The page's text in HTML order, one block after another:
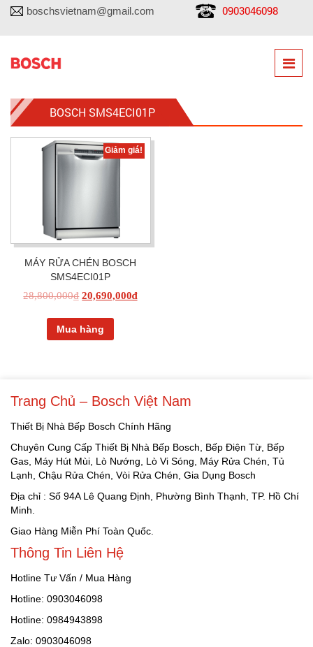
boschsvietnam@gmail.com 0903046098
BOSCH SMS4ECI01P
Giảm giá!
MÁY RỬA CHÉN BOSCH
SMS4ECI01P
28,800,000₫ 20,690,000₫
Mua hàng
Trang Chủ – Bosch Việt Nam
Thiết Bị Nhà Bếp Bosch Chính Hãng
Chuyên Cung Cấp Thiết Bị Nhà Bếp Bosch, Bếp Điện Từ, Bếp
Gas, Máy Hút Mùi, Lò Nướng, Lò Vi Sóng, Máy Rửa Chén, Tủ
Lạnh, Chậu Rửa Chén, Vòi Rửa Chén, Gia Dụng Bosch
Địa chỉ : Số 94A Lê Quang Định, Phường Bình Thạnh, TP. Hồ Chí
Minh.
Giao Hàng Miễn Phí Toàn Quốc.
Thông Tin Liên Hệ
Hotline Tư Vấn / Mua Hàng
Hotline: 0903046098
Hotline: 0984943898
Zalo: 0903046098